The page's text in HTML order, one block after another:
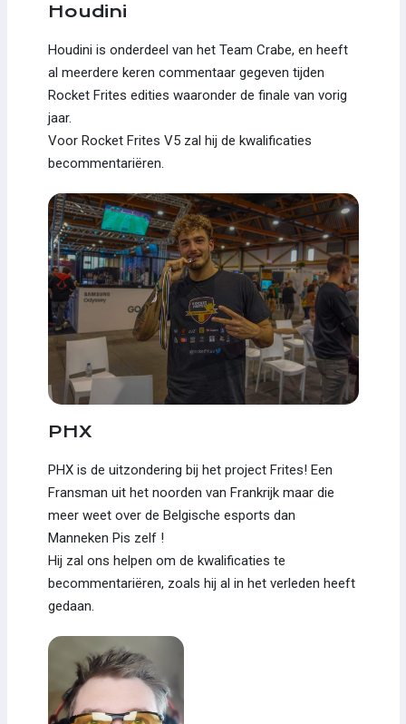
Houdini
Houdini is onderdeel van het Team Crabe, en heeft
al meerdere keren commentaar gegeven tijden
Rocket Frites edities waaronder de finale van vorig
jaar.
Voor Rocket Frites V5 zal hij de kwalificaties
becommentariëren.
PHX
PHX is de uitzondering bij het project Frites! Een
Fransman uit het noorden van Frankrijk maar die
meer weet over de Belgische esports dan
Manneken Pis zelf !
Hij zal ons helpen om de kwalificaties te
becommentariëren, zoals hij al in het verleden heeft
gedaan.